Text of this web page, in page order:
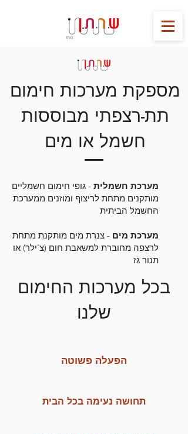
מערכת חשמלית - גופי חימום חשמליים
מותקנים מתחת לריצוף ומוזנים ממערכת
החשמל הביתית
מערכת מים - צנרת מים מותקנת מתחת
לרצפה מחוברת למשאבת חום (צ'ילר) או
תנור גז
בכל מערכות החימום
שלנו
הפעלה פשוטה
תחושה נעימה בכל הבית
מספקת מערכות חימום
תת-רצפתי מבוססות
חשמל או מים